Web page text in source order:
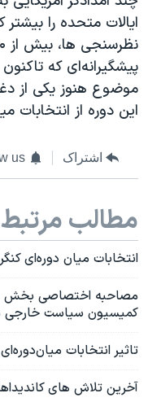
ایالات متحده را
پیشگیرانه‌ای که
موضوع هنوز یکی از
این دوره از انتخابات
اشتراک us
مطالب مرتبط
انتخابات میان دوره‌ای
مصاحبه اختصاصی بخش
کمیسیون سیاست خارجی
تاثیر انتخابات
آخرین تلاش های